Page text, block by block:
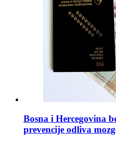
Bosna i Hercegovina
prevencije odliva